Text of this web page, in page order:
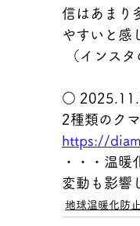
信はあまり
やすいと感
（インス
○
2種類のク
https://
・・・温
変動も影響
地球温暖化防